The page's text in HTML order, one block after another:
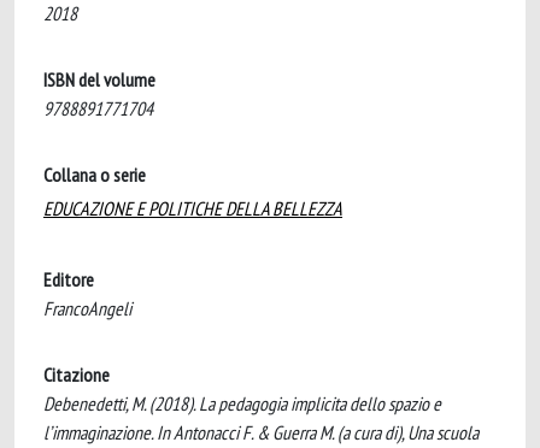
2018
ISBN del volume
9788891771704
Collana o serie
EDUCAZIONE E POLITICHE DELLA BELLEZZA
Editore
FrancoAngeli
Citazione
Debenedetti, M. (2018). La pedagogia implicita dello spazio e
l’immaginazione. In Antonacci F. & Guerra M. (a cura di), Una scuola